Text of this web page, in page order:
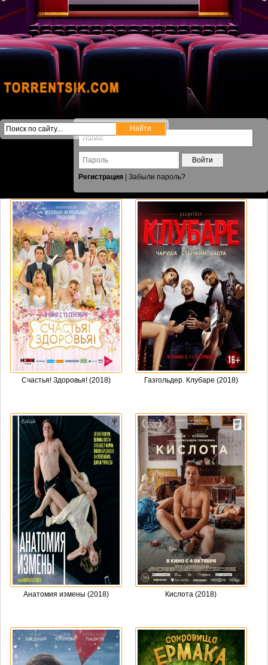
Войти
Регистрация
Забыли пароль?
Счастья! Здоровья! (2018) Газгольдер. Клубаре (2018)
Анатомия измены (2018) Кислота (2018)